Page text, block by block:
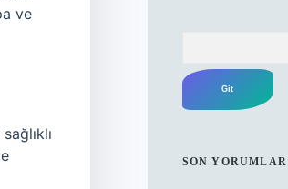
ve
SON YORUMLAR